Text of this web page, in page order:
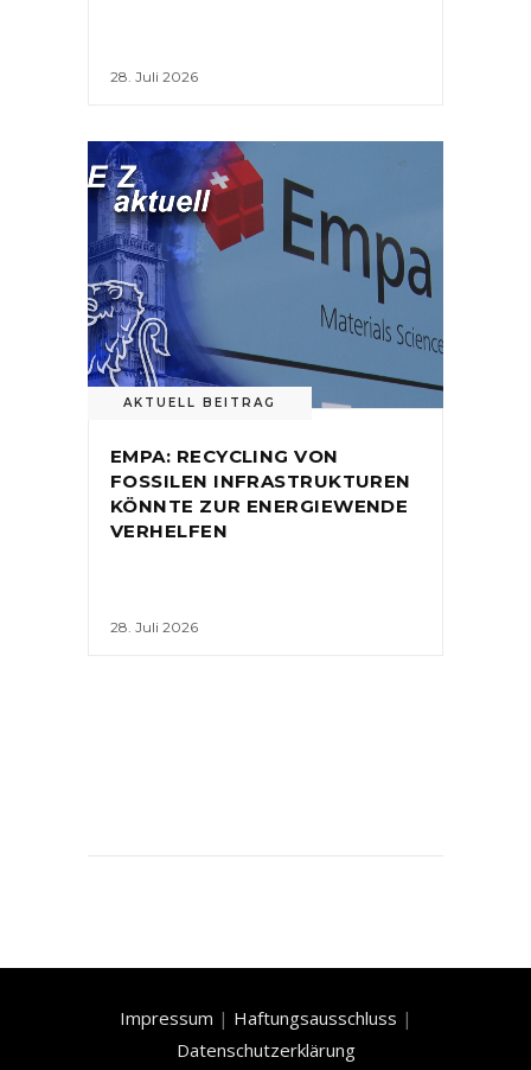
28. Juli 2026
AKTUELL BEITRAG
EMPA: RECYCLING VON
FOSSILEN INFRASTRUKTUREN
KÖNNTE ZUR ENERGIEWENDE
VERHELFEN
28. Juli 2026
Impressum | Haftungsausschluss |
Datenschutzerklärung